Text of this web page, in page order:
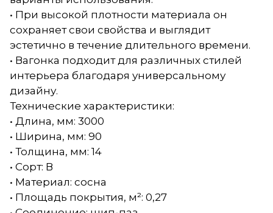
• При высокой плотности материала он
сохраняет свои свойства и выглядит
эстетично в течение длительного времени.
• Вагонка подходит для различных стилей
интерьера благодаря универсальному
дизайну.
Технические характеристики:
• Длина, мм: 3000
• Ширина, мм: 90
• Толщина, мм: 14
• Сорт: В
• Материал: сосна
• Площадь покрытия, м²: 0,27